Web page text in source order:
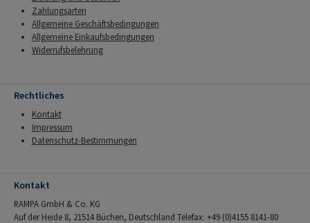
Zahlungsarten
Allgemeine Geschäftsbedingungen
Allgemeine Einkaufsbedingungen
Widerrufsbelehrung
Rechtliches
Kontakt
Impressum
Datenschutz-Bestimmungen
Kontakt
RAMPA GmbH & Co. KG
Auf der Heide 8, 21514 Büchen, Deutschland Telefax: +49 (0)4155 8141-80